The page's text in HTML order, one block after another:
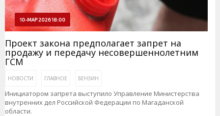
10-МАР 2026 18:00
Проект закона предполагает запрет на
продажу и передачу несовершеннолетним
ГСМ
НОВОСТИ ГЛАВНОЕ БЕНЗИН
Инициатором запрета выступило Управление Министерства
внутренних дел Российской Федерации по Магаданской
области.